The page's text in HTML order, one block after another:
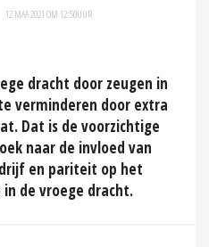
12 MAA 2021 OM 12:50UUR
dracht door zeugen in
verminderen door extra
Dat is de voorzichtige
naar de invloed van
en pariteit op het
de vroege dracht.